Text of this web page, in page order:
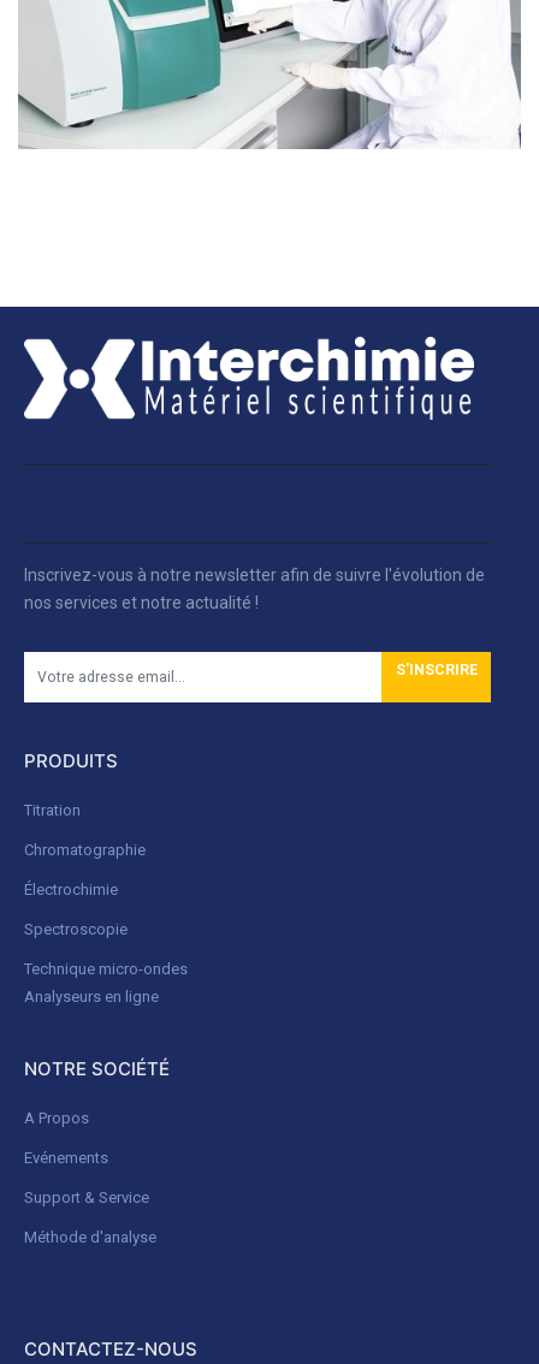
Inscrivez-vous à notre newsletter afin de suivre l'évolution de
nos services et notre actualité !
S'INSCRIRE
PRODUITS
Titration
Chromatographie
Électrochimie
Spectroscopie
Technique micro-ondes
Analyseurs en ligne
NOTRE SOCIÉTÉ
A Propos
Evénements
Support & Service
Méthode d'analyse
CONTACTEZ-NOUS